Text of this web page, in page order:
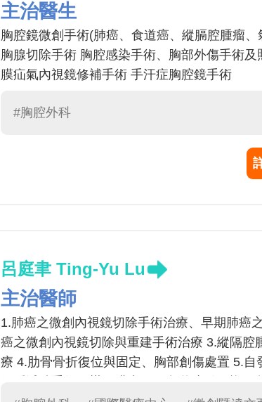
主治醫生
胸腔鏡微創手術(肺癌、食道癌、縱膈腔腫瘤
胸腺切除手術 胸腔感染手術、胸部外傷手術
膜疝氣內視鏡修補手術 手汗症胸腔鏡手術
#胸腔外科
呂庭聿 Ting-Yu Lu
主治醫師
1.肺癌之微創內視鏡切除手術治療、早期肺癌
癌之微創內視鏡切除與重建手術治療 3.縱隔腔
療 4.肋骨骨折復位與固定、胸部創傷處置 5.